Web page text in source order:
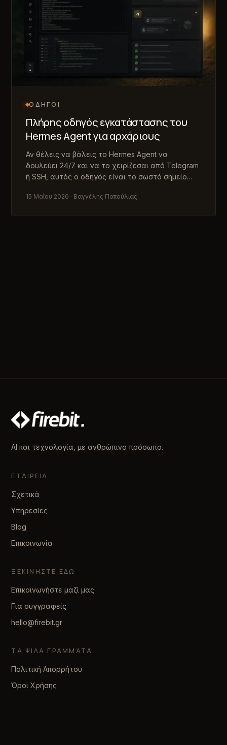
ΟΔΗΓΟΊ
Πλήρης οδηγός εγκατάστασης του
Hermes Agent για αρχάριους
Αν θέλεις να βάλεις το Hermes Agent να
δουλεύει 24/7 και να το χειρίζεσαι από Telegram
ή SSH, αυτός ο οδηγός είναι το σωστό σημείο
15 Μαΐου 2026 · Βαγγέλης Παπούλιας
AI και τεχνολογία, με ανθρώπινο πρόσωπο.
ΕΤΑΙΡΕΊΑ
Σχετικά
Υπηρεσίες
Blog
Επικοινωνία
ΞΕΚΙΝΉΣΤΕ ΕΔΏ
Επικοινωνήστε μαζί μας
Για συγγραφείς
hello@firebit.gr
ΤΑ ΨΙΛΆ ΓΡΆΜΜΑΤΑ
Πολιτική Απορρήτου
Όροι Χρήσης